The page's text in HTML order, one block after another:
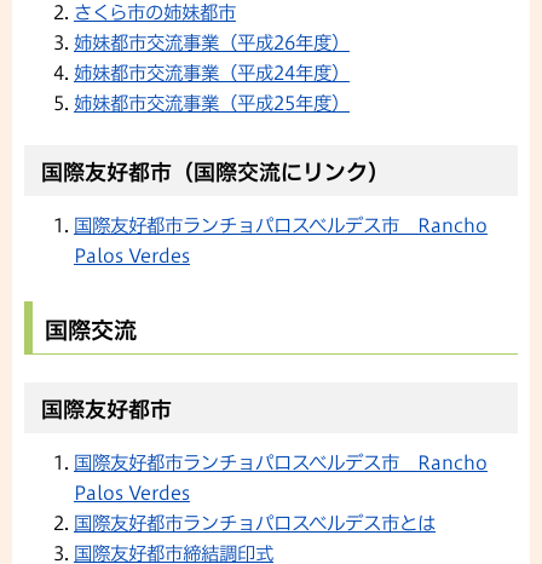
さくら市の姉妹都市
姉妹都市交流事業（平成26年度）
姉妹都市交流事業（平成24年度）
姉妹都市交流事業（平成25年度）
国際友好都市（国際交流にリンク）
国際友好都市ランチョパロスベルデス市 Rancho
Palos Verdes
国際交流
国際友好都市
国際友好都市ランチョパロスベルデス市 Rancho
Palos Verdes
国際友好都市ランチョパロスベルデス市とは
国際友好都市締結調印式